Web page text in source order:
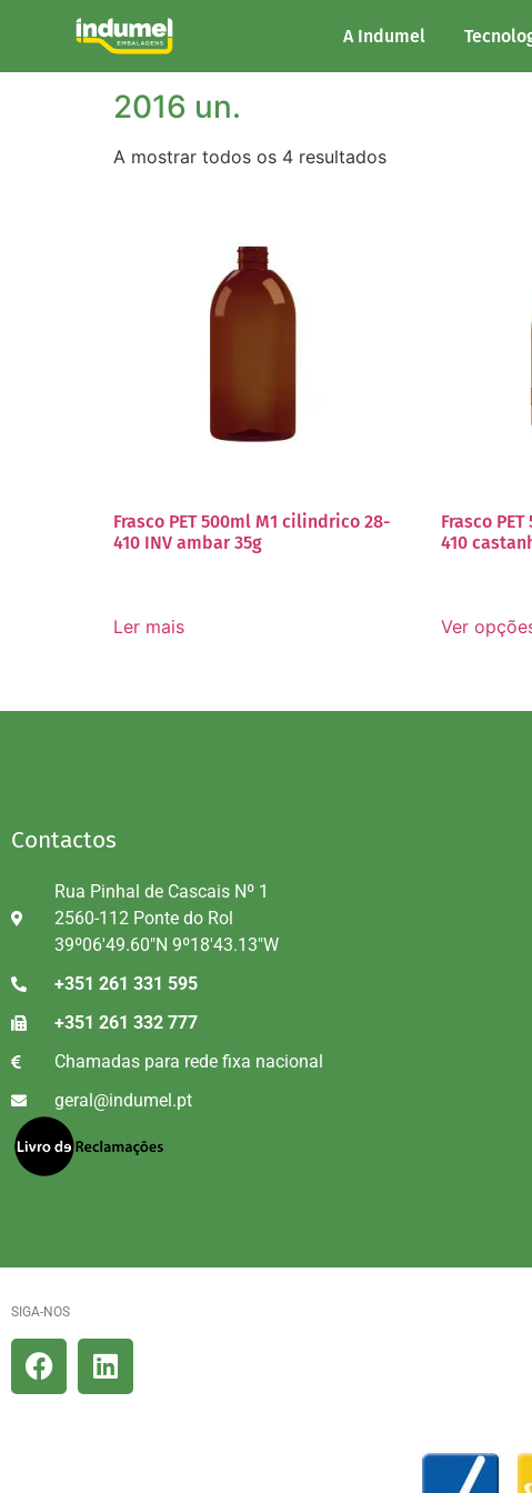
A Indumel
/ Unidades/Palete do produto / 2016 un.
2016 un.
A mostrar todos os 4 resultados
Frasco PET 500ml M1 cilindrico 28-
410 INV ambar 35g
Ler mais
Frasco
410
Ver
Contactos
Rua Pinhal de Cascais Nº 1
2560-112 Ponte do Rol
39º06'49.60"N 9º18'43.13"W
+351 261 331 595
+351 261 332 777
Chamadas para rede fixa nacional
geral@indumel.pt
SIGA-NOS